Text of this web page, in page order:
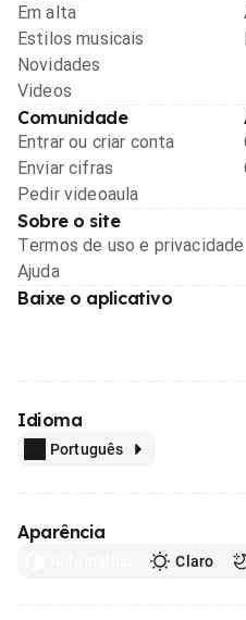
Em alta
Estilos musicais
Novidades
Videos
Comunidade
Entrar ou criar conta
Enviar cifras
Pedir videoaula
Sobre o site
Termos de uso e privacidade
Ajuda
Baixe o aplicativo
Idioma
Português
Aparência
Claro